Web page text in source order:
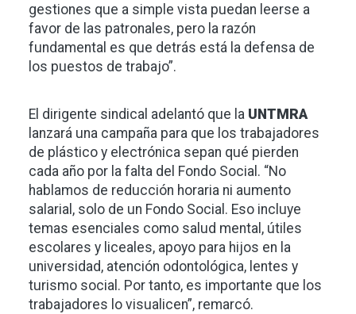
gestiones que a simple vista puedan leerse a
favor de las patronales, pero la razón
fundamental es que detrás está la defensa de
los puestos de trabajo”.
El dirigente sindical adelantó que la UNTMRA
lanzará una campaña para que los trabajadores
de plástico y electrónica sepan qué pierden
cada año por la falta del Fondo Social. “No
hablamos de reducción horaria ni aumento
salarial, solo de un Fondo Social. Eso incluye
temas esenciales como salud mental, útiles
escolares y liceales, apoyo para hijos en la
universidad, atención odontológica, lentes y
turismo social. Por tanto, es importante que los
trabajadores lo visualicen”, remarcó.